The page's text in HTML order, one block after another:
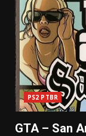
PS2 PTBR
GTA – San